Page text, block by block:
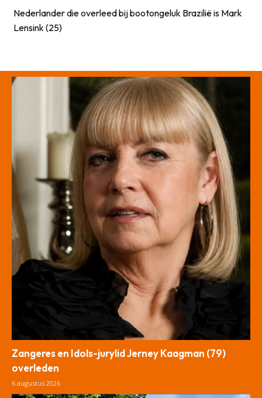
Nederlander die overleed bij bootongeluk Brazilië is Mark
Lensink (25)
Zangeres en Idols-jurylid Jerney Kaagman (79)
overleden
6 augustus 2026